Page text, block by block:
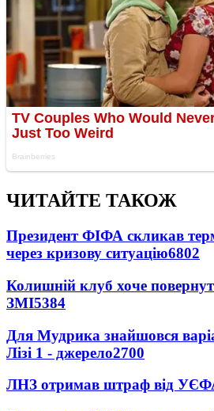
ЧИТАЙТЕ ТАКОЖ
Президент ФІФА скликав
через кризову ситуацію6802
Колишній клуб хоче
ЗМІ5384
Для Мудрика знайшовся
Лізі 1 - джерело2700
ЛНЗ отримав штраф від